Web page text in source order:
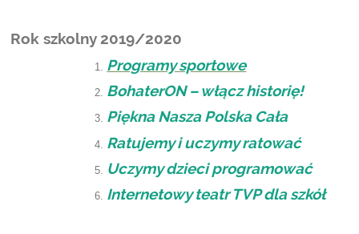
Rok szkolny 2019/2020
Programy sportowe
BohaterON – włącz historię!
Piękna Nasza Polska Cała
Ratujemy i uczymy ratować
Uczymy dzieci programować
Internetowy teatr TVP dla szkół